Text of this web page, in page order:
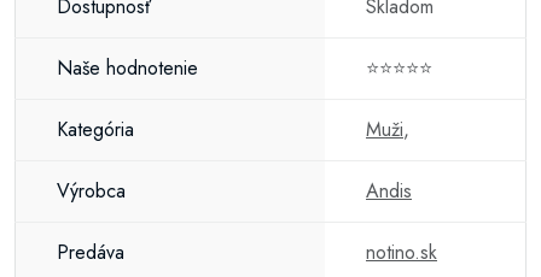
Dostupnosť Skladom
Naše hodnotenie ⭐⭐⭐⭐⭐
Kategória Muži,
Výrobca Andis
Predáva notino.sk